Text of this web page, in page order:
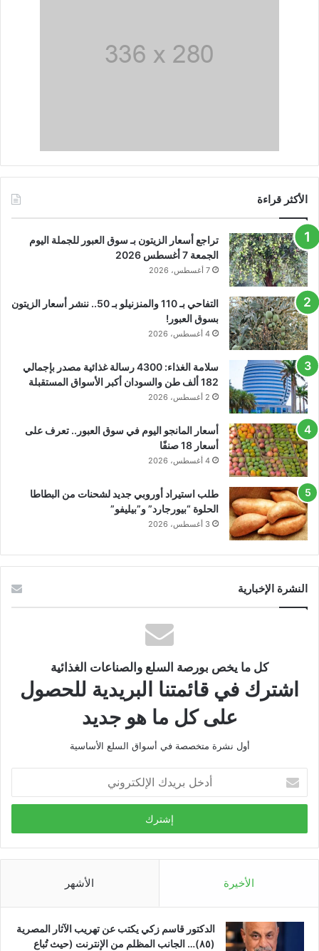
الأكثر قراءة
تراجع أسعار الزيتون بـ سوق العبور للجملة اليوم
الجمعة 7 أغسطس 2026
7 أغسطس، 2026
التفاحي بـ 110 والمنزنيلو بـ 50.. ننشر أسعار الزيتون
بسوق العبور!
4 أغسطس، 2026
سلامة الغذاء: 4300 رسالة غذائية مصدر بإجمالي
182 ألف طن والسودان أكبر الأسواق المستقبلة
2 أغسطس، 2026
أسعار المانجو اليوم في سوق العبور.. تعرف على
أسعار 18 صنفًا
4 أغسطس، 2026
طلب استيراد أوروبي جديد لشحنات من البطاطا
الحلوة “بيورجارد” و”بيليفو”
3 أغسطس، 2026
النشرة الإخبارية
كل ما يخص بورصة السلع والصناعات الغذائية
اشترك في قائمتنا البريدية للحصول
على كل ما هو جديد
أول نشرة متخصصة في أسواق السلع الأساسية
بريدك
الإلكتروني
الأخيرة الأشهر
الدكتور قاسم زكي يكتب عن تهريب الآثار المصرية
(٨٥)… الجانب المظلم من الإنترنت (حيث تُباع